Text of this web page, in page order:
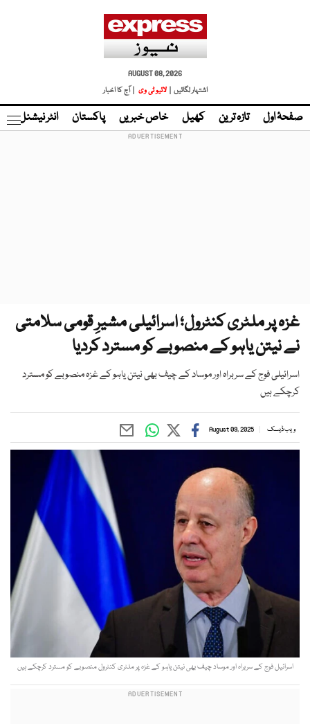
AUGUST 08, 2026
اشتہار لگائیں |
لائیو ٹی وی | آج کا اخبار
صفحۂ اول تازہ ترین کھیل خاص خبریں پاکستان انٹر نیشنل
غزہ پر ملٹری کنٹرول؛ اسرائیلی مشیرِ قومی سلامتی
نے نیتن یاہو کے منصوبے کو مسترد کردیا
اسرائیلی فوج کے سربراہ اور موساد کے چیف بھی نیتن یاہو کے غزہ منصوبے کو مسترد
کرچکے ہیں
ویب ڈیسک August 09, 2025
اسرائیل فوج کے سربراہ اور موساد چیف بھی نیتن یاہو کے غزہ پر ملٹری کنٹرول منصوبے کو مسترد کرچکے ہیں